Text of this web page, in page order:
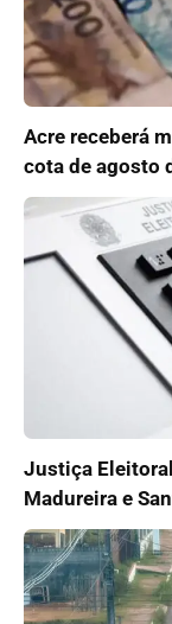
Acre receberá
cota de agosto
Justiça
Madureira e